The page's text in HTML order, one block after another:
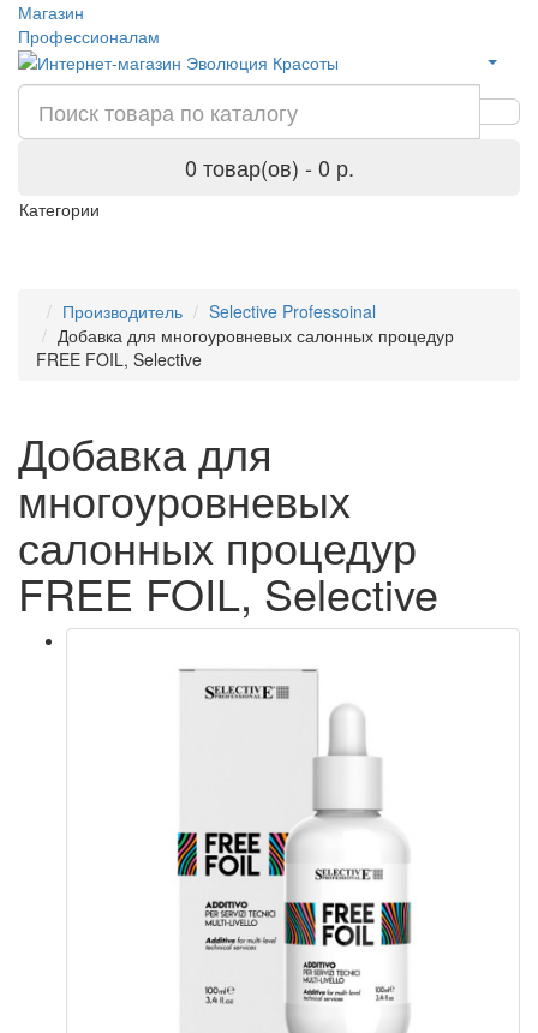
Магазин
Профессионалам
0 товар(ов) - 0 р.
Категории
Производитель
Selective Professoinal
Добавка для многоуровневых салонных процедур
FREE FOIL, Selective
Добавка для
многоуровневых
салонных процедур
FREE FOIL, Selective